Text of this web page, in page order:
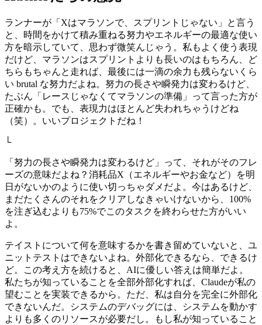
ランナーが「Xはマラソンで、スプリントじゃない」と言う
と、時間をかけて積み重ねる努力やエネルギーの最適な使い
方を暗示していて、思わず微笑んじゃう。私もよく使う表現
だけど、マラソンはスプリントよりも長いのはもちろん、ど
ちらもちゃんと走れば、最後には一滴の余力も残らないくら
い brutal な努力だよね。努力の長さや瞬発力は変わるけど、
たぶん「レースじゃなくてマラソンの準備」って言った方が
正確かも。でも、表現力はほとんど失われちゃうけどね
（笑）。いいプロジェクトだね！
└
「努力の長さや瞬発力は変わるけど」って、それがそのフレ
ーズの意味だよね？消耗品X（エネルギーやお金など）を明
日がないかのように使い切っちゃダメだよ。今はあるけど、
まだたくさんのそれをクリアしなきゃいけないから、100%
を注ぎ込むよりも75%でこのタスクを終わらせた方がいい
よ。
テイストについて何を意味するかを書き留めていないと、ユ
ニットテストはできないよね。外部化できるなら、できるけ
ど。この考え方を続けると、AIに優しい答えは簡単だよ。
私たちが知っていることを全部外部化すれば、Claudeが私の
望むことを実装できるから。ただ、私は自分を完全に外部化
できないんだ。システムのデバッグには、システムを動かす
よりも多くのリソースが必要だし。もし私が知っていること